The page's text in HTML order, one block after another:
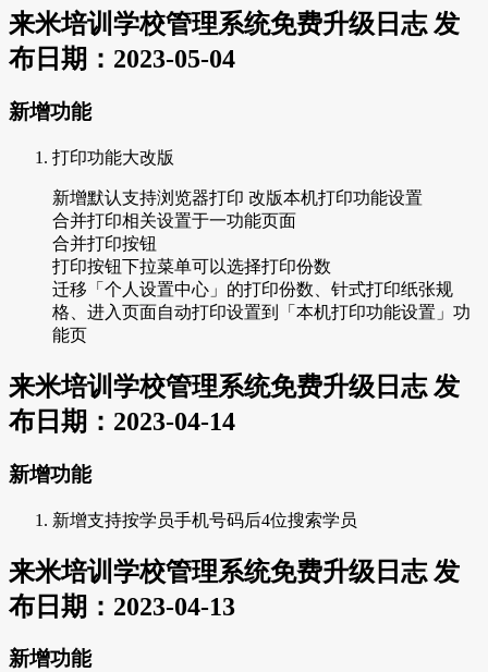
来米培训学校管理系统免费升级日志 发
布日期：2023-05-04
新增功能
打印功能大改版
新增默认支持浏览器打印 改版本机打印功能设置
合并打印相关设置于一功能页面
合并打印按钮
打印按钮下拉菜单可以选择打印份数
迁移「个人设置中心」的打印份数、针式打印纸张规
格、进入页面自动打印设置到「本机打印功能设置」功
能页
来米培训学校管理系统免费升级日志 发
布日期：2023-04-14
新增功能
新增支持按学员手机号码后4位搜索学员
来米培训学校管理系统免费升级日志 发
布日期：2023-04-13
新增功能